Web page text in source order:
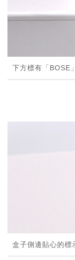
下方標有「BOSE
盒子側邊貼心的標